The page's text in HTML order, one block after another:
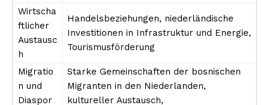
Wirtscha
ftlicher
Austausc
h
Handelsbeziehungen, niederländische
Investitionen in Infrastruktur und Energie,
Tourismusförderung
Migratio
n und
Diaspor
Starke Gemeinschaften der bosnischen
Migranten in den Niederlanden,
kultureller Austausch,